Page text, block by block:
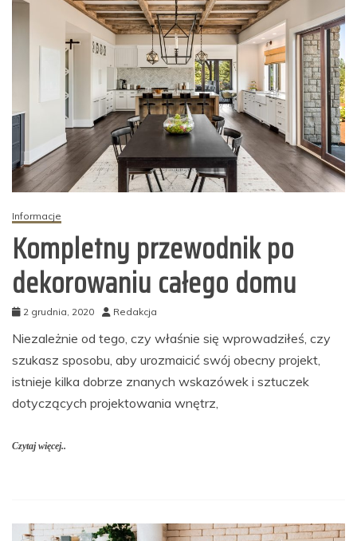
Informacje
Kompletny przewodnik po
dekorowaniu całego domu
2 grudnia, 2020 Redakcja
Niezależnie od tego, czy właśnie się wprowadziłeś, czy
szukasz sposobu, aby urozmaicić swój obecny projekt,
istnieje kilka dobrze znanych wskazówek i sztuczek
dotyczących projektowania wnętrz,
Czytaj więcej..